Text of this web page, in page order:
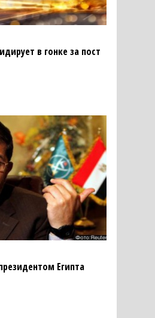
в гонке за пост
Египта